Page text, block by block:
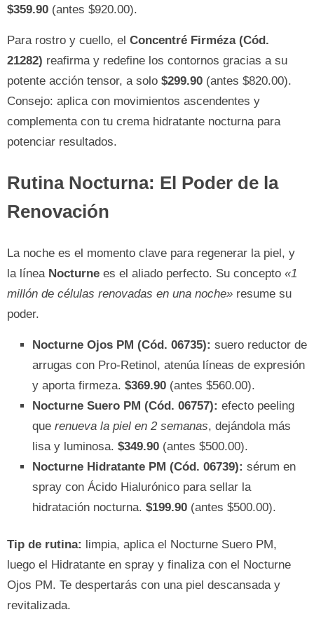
$359.90 (antes $920.00).
Para rostro y cuello, el Concentré Firméza (Cód.
21282) reafirma y redefine los contornos gracias a su
potente acción tensor, a solo $299.90 (antes $820.00).
Consejo: aplica con movimientos ascendentes y
complementa con tu crema hidratante nocturna para
potenciar resultados.
Rutina Nocturna: El Poder de la
Renovación
La noche es el momento clave para regenerar la piel, y
la línea Nocturne es el aliado perfecto. Su concepto «1
millón de células renovadas en una noche» resume su
poder.
Nocturne Ojos PM (Cód. 06735): suero reductor de
arrugas con Pro-Retinol, atenúa líneas de expresión
y aporta firmeza. $369.90 (antes $560.00).
Nocturne Suero PM (Cód. 06757): efecto peeling
que renueva la piel en 2 semanas, dejándola más
lisa y luminosa. $349.90 (antes $500.00).
Nocturne Hidratante PM (Cód. 06739): sérum en
spray con Ácido Hialurónico para sellar la
hidratación nocturna. $199.90 (antes $500.00).
Tip de rutina: limpia, aplica el Nocturne Suero PM,
luego el Hidratante en spray y finaliza con el Nocturne
Ojos PM. Te despertarás con una piel descansada y
revitalizada.